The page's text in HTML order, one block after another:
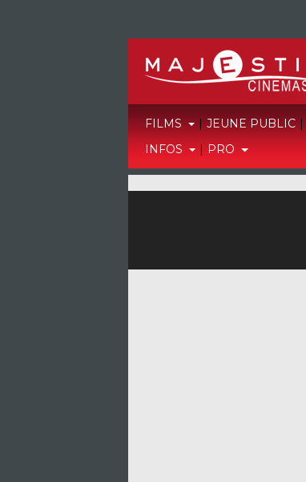
FILMS | JEUNE PUBLIC |
INFOS
| PRO